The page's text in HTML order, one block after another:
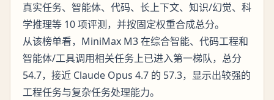
真实任务、智能体、代码、长上下文、知识/幻觉、科
学推理等 10 项评测，并按固定权重合成总分。
从该榜单看，MiniMax M3 在综合智能、代码工程和
智能体/工具调用相关任务上已进入第一梯队，总分
54.7，接近 Claude Opus 4.7 的 57.3，显示出较强的
工程任务与复杂任务处理能力。